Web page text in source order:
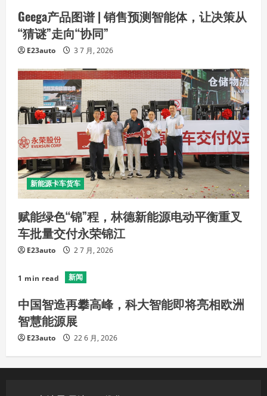
Geega产品图谱 | 销售预测智能体，让决策从
“猜谜”走向“协同”
E23auto 3 7 月, 2026
新能源卡车货车
赋能绿色“锦”程，林德新能源电动平衡重叉
车批量交付永荣锦江
E23auto 2 7 月, 2026
1 min read 新闻
中国智造再攀高峰，科大智能即将亮相欧洲
智慧能源展
E23auto 22 6 月, 2026